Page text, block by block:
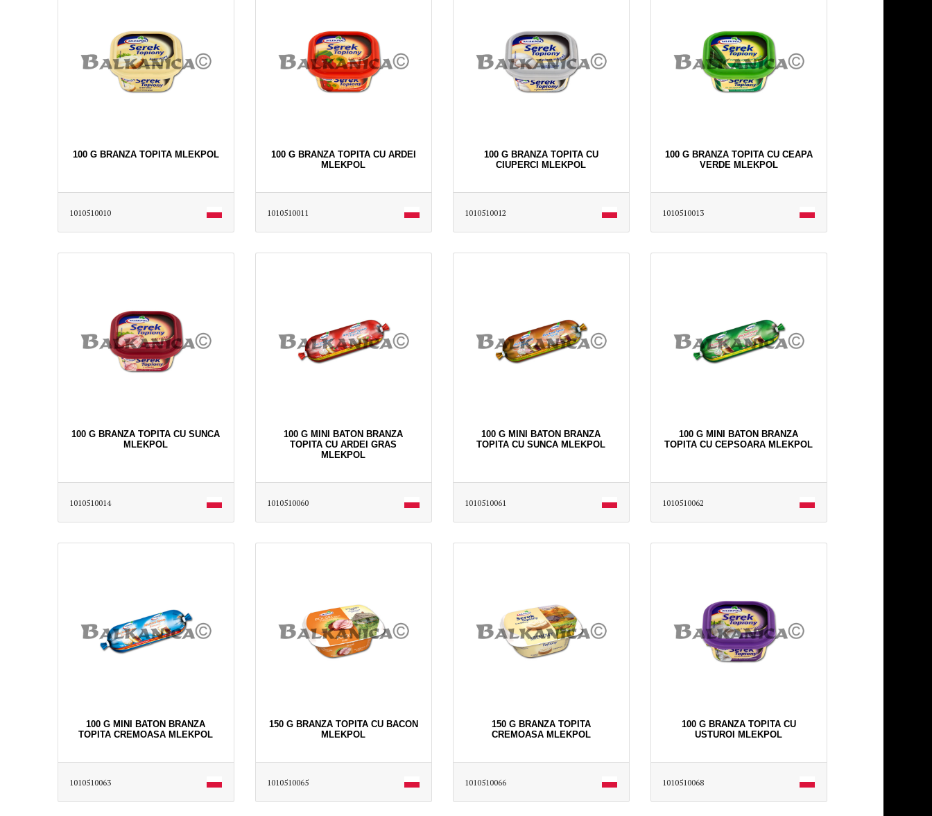
100 G BRANZA TOPITA MLEKPOL
1010510010
100 G BRANZA TOPITA CU ARDEI
MLEKPOL
1010510011
100 G BRANZA TOPITA CU
CIUPERCI MLEKPOL
1010510012
100 G BRANZA TOPITA CU CEAPA
VERDE MLEKPOL
1010510013
100 G BRANZA TOPITA CU SUNCA
MLEKPOL
1010510014
100 G MINI BATON BRANZA
TOPITA CU ARDEI GRAS
MLEKPOL
1010510060
100 G MINI BATON BRANZA
TOPITA CU SUNCA MLEKPOL
1010510061
100 G MINI BATON BRANZA
TOPITA CU CEPSOARA MLEKPOL
1010510062
100 G MINI BATON BRANZA
TOPITA CREMOASA MLEKPOL
1010510063
150 G BRANZA TOPITA CU BACON
MLEKPOL
1010510065
150 G BRANZA TOPITA
CREMOASA MLEKPOL
1010510066
100 G BRANZA TOPITA CU
USTUROI MLEKPOL
1010510068